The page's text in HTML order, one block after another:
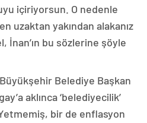
içiriyorsun. O nedenle
uzaktan yakından alakanız
İnan’ın bu sözlerine şöyle
Belediye Başkan
aklınca ‘belediyecilik’
bir de enflasyon